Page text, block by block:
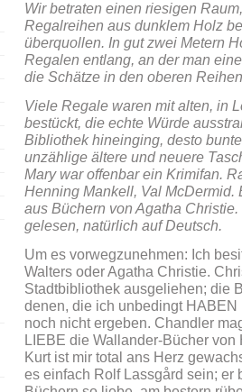
Wir betraten einen riesigen
Regalreihen aus dunklem Holz
überquollen. In gut zwei Metern
Regalen entlang, an der man
die Schätze in den oberen
Viele Regale waren mit alten, in
bestückt, die echte Würde
Bibliothek hineinging, desto
unzählige ältere und neuere
Mary war offenbar ein Krimifan.
Henning Mankell, Val
aus Büchern von Agatha
gelesen, natürlich auf Deutsch.
Um es vorwegzunehmen: Ich
Walters oder Agatha Christie.
Stadtbibliothek ausgeliehen; die
denen, die ich unbedingt HABEN
noch nicht ergeben. Chandler
LIEBE die Wallander-Bücher
Kurt ist mir total ans Herz
es einfach Rolf Lassgård sein; er